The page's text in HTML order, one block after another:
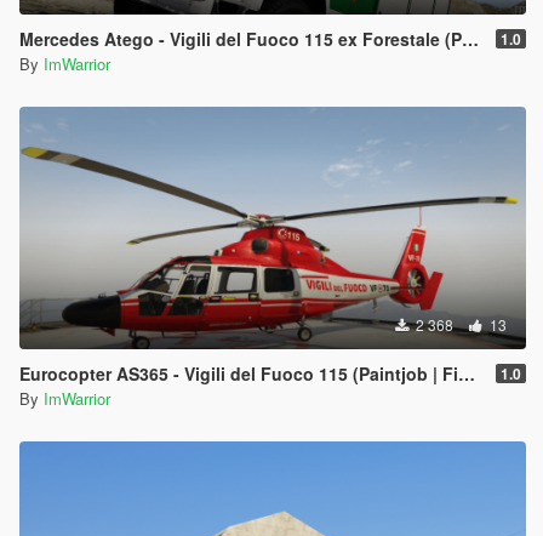
Mercedes Atego - Vigili del Fuoco 115 ex Forestale (Paintjob | FiveM) 1.0
By ImWarrior
2 368 13
Eurocopter AS365 - Vigili del Fuoco 115 (Paintjob | FiveM) 1.0
By ImWarrior